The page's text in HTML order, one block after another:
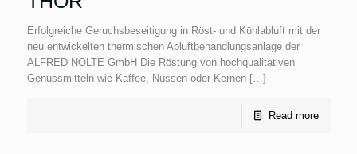
Erfolgreiche Geruchsbeseitigung in Röst- und Kühlabluft mit der
neu entwickelten thermischen Abluftbehandlungsanlage der
ALFRED NOLTE GmbH Die Röstung von hochqualitativen
Genussmitteln wie Kaffee, Nüssen oder Kernen […]
Read more